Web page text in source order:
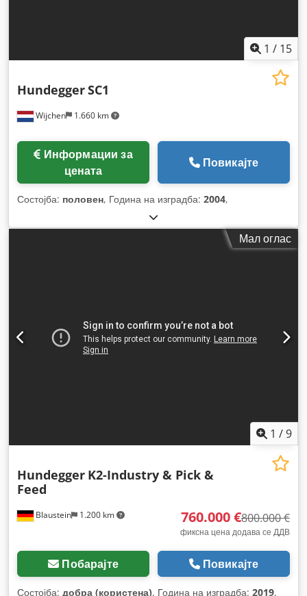
1 / 15
Wijchen 1.660 km
HundeggerSC1
цената
Повикајте
Состојба: половен, Година на изградба: 2004,
Мал оглас
1 /9
Blaustein 1.200 km
Hundegger K2-Industry & Pick &
Feed
760.000 €800.000 €
фиксна цена додава се ДДВ
Побарајте Повикајте
Состојба: добра (користена), Година на изградба: 2019,